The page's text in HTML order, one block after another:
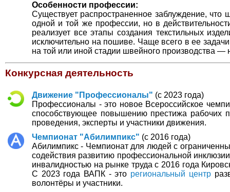
Особенности профессии:
Существует распространенное заблуждение,
одной и той же профессии, но в
реализует все этапы создания текстильных
исключительно на пошиве. Чаще всего в ее
на той или иной стадии швейного производства —
Конкурсная деятельность
Движение "Профессионалы" (с 2023 года)
Профессионалы - это новое Всероссийское
способствующее повышению престижа
проведения, эксперты и участники движения.
Чемпионат "Абилимпикс" (с 2016 года)
Абилимпикс - Чемпионат для людей с
содействия развитию профессиональной
инвалидностью на рынке труда с 2016 года
С 2023 года ВАПК - это региональный центр
волонтёры и участники.